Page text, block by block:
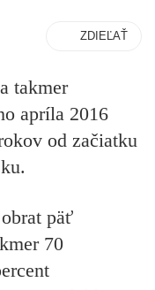
ZDIEĽAŤ
takmer
apríla 2016
od začiatku
päť
70